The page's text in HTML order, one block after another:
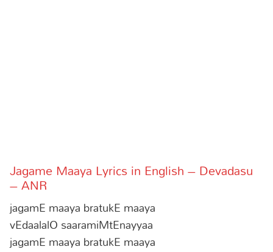
Jagame Maaya Lyrics in English – Devadasu
– ANR
jagamE maaya bratukE maaya
vEdaalalO saaramiMtEnayyaa
jagamE maaya bratukE maaya